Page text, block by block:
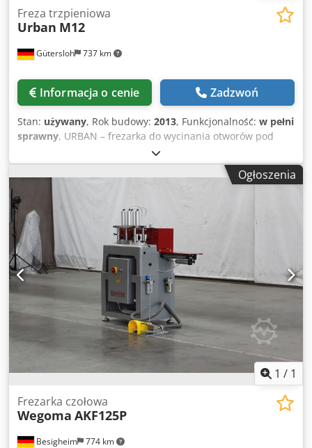
Gütersloh 737 km
Freza trzpieniowa
Urban M12
Informacja o cenie Zadzwoń
Stan: używany, Rok budowy: 2013, Funkcjonalność: w pełni
sprawny, URBAN – frezarka do wycinania otworów pod
słupki. Codpfx Amozpyhkomjrf
Ogłoszenia
1 / 1
Besigheim 774 km
Frezarka czołowa
Wegoma AKF125P